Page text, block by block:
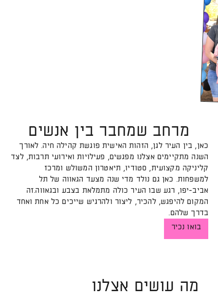
-
מרחב שמחבר בין אנשים
כאן, בין העיר לגן, הזהות האישית פוגשת קהילה חיה. לאורך
השנה מתקיימים אצלנו מפגשים, פעילויות ואירועי תרבות, לצד
קליניקה מקצועית, סטודיו, תיאטרון המשולש ומרכז
למשפחות. כאן גם נולד מדי שנה מצעד הגאווה של תל
אביב-יפו, רגע שבו העיר כולה מתמלאת בצבע ובגאווה.זה
המקום להיפגש, להכיר, ליצור ולהרגיש שייכים כל אחת ואחד
בדרך שלהם.
בואו נכיר
שמחבר
בין
מה עושים אצלנו